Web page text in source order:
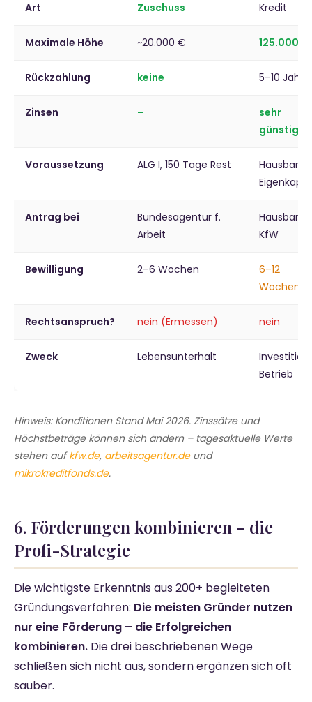
Art Zuschuss Kredit
Maximale Höhe ~20.000 € 125.000 €
Rückzahlung keine 5–10 Jahre
Zinsen –
sehr
günstig
Voraussetzung ALG I, 150 Tage Rest
Hausbank,
Antrag bei
Bundesagentur f.
Arbeit
Hausbank
KfW
Bewilligung 2–6 Wochen
6–12
Wochen
Rechtsanspruch? nein (Ermessen) nein
Zweck Lebensunterhalt
Investition
Betrieb
Hinweis: Konditionen Stand Mai 2026. Zinssätze und
Höchstbeträge können sich ändern – tagesaktuelle Werte
stehen aufkfw.de, arbeitsagentur.deund
mikrokreditfonds.de.
6. Förderungen kombinieren – die
Profi-Strategie
Die wichtigste Erkenntnis aus 200+ begleiteten
Gründungsverfahren: Die meisten Gründer nutzen
nur eine Förderung – die Erfolgreichen
kombinieren. Die drei beschriebenen Wege
schließen sich nicht aus, sondern ergänzen sich oft
sauber.